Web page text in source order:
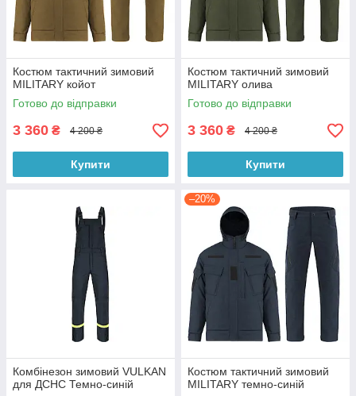
Костюм тактичний зимовий
MILITARY койот
Готово до відправки
3 360 ₴ 4 200 ₴
Купити
Костюм тактичний зимовий
MILITARY олива
Готово до відправки
3 360 ₴ 4 200 ₴
Купити
Комбінезон зимовий VULKAN
для ДСНС Темно-синій
–20%
Костюм тактичний зимовий
MILITARY темно-синій